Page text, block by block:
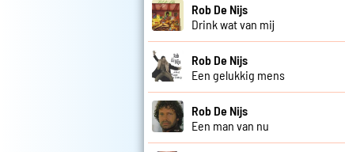
Rob De Nijs
Drink wat van mij
Rob De Nijs
Een gelukkig mens
Rob De Nijs
Een man van nu